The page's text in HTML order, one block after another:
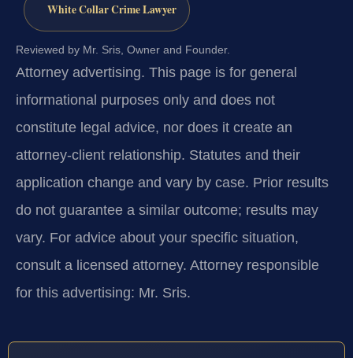
White Collar Crime Lawyer
Reviewed by Mr. Sris, Owner and Founder.
Attorney advertising. This page is for general
informational purposes only and does not
constitute legal advice, nor does it create an
attorney-client relationship. Statutes and their
application change and vary by case. Prior results
do not guarantee a similar outcome; results may
vary. For advice about your specific situation,
consult a licensed attorney. Attorney responsible
for this advertising: Mr. Sris.